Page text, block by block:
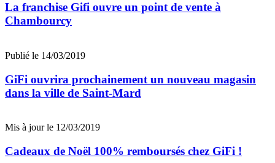
La franchise Gifi ouvre un point de vente à
Chambourcy
Publié le 14/03/2019
GiFi ouvrira prochainement un nouveau magasin
dans la ville de Saint-Mard
Mis à jour le 12/03/2019
Cadeaux de Noël 100% remboursés chez GiFi !